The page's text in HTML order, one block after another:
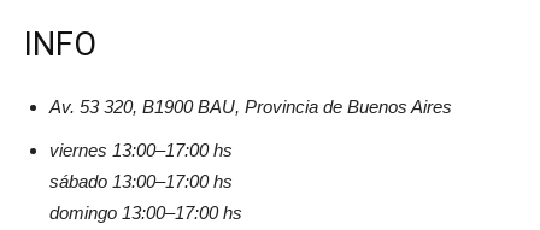
INFO
Av. 53 320, B1900 BAU, Provincia de Buenos Aires
viernes 13:00–17:00 hs
sábado 13:00–17:00 hs
domingo 13:00–17:00 hs